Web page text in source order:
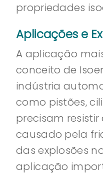
propriedades
Aplicações e
A aplicação
conceito de
indústria
como pistões,
precisam
causado pela
das explosões
aplicação